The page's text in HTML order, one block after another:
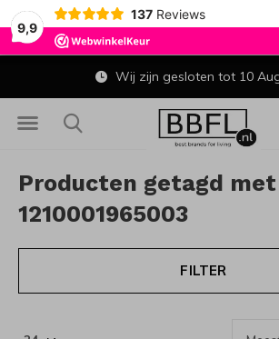
9,9
137 Reviews
Wij zijn gesloten tot 10
Producten getagd met
1210001965003
FILTER